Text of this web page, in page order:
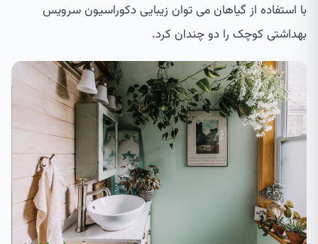
با استفاده از گیاهان می توان زیبایی دکوراسیون سرویس
بهداشتی کوچک را دو چندان کرد.